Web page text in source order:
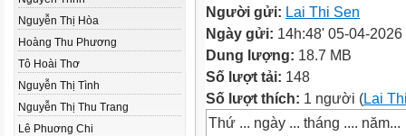
Nguyễn Thị Hòa
Hoàng Thu Phương
Tô Hoài Thơ
Nguyễn Thị Tình
Nguyễn Thị Thu Trang
Lê Phuơng Chi
Người gửi: Lai Thi Sen
Ngày gửi: 14h:48' 05-04-2026
Dung lượng: 18.7 MB
Số lượt tải: 148
Số lượt thích: 1 người (Lai
Thứ ... ngày ... tháng .... năm...